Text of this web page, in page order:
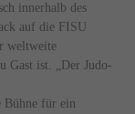
innerhalb des
auf die FISU
weltweite
Gast ist. „Der Judo-
Bühne für ein